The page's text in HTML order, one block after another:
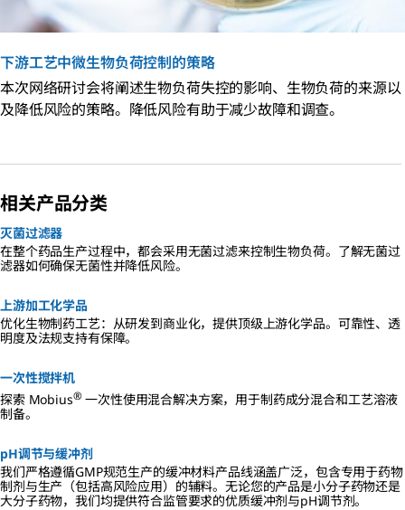
下游工艺中微生物负荷控制的策略
本次网络研讨会将阐述生物负荷失控的影响、生物负荷的来源以
及降低风险的策略。降低风险有助于减少故障和调查。
相关产品分类
灭菌过滤器
在整个药品生产过程中，都会采用无菌过滤来控制生物负荷。了解无菌过
滤器如何确保无菌性并降低风险。
上游加工化学品
优化生物制药工艺：从研发到商业化，提供顶级上游化学品。可靠性、透
明度及法规支持有保障。
一次性搅拌机
探索 Mobius® 一次性使用混合解决方案，用于制药成分混合和工艺溶液
制备。
pH调节与缓冲剂
我们严格遵循GMP规范生产的缓冲材料产品线涵盖广泛，包含专用于药物
制剂与生产（包括高风险应用）的辅料。无论您的产品是小分子药物还是
大分子药物，我们均提供符合监管要求的优质缓冲剂与pH调节剂。